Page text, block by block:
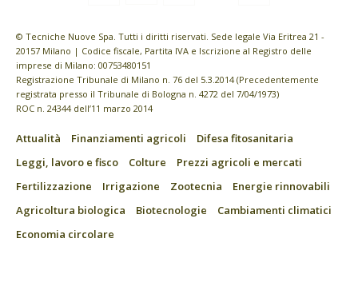
© Tecniche Nuove Spa. Tutti i diritti riservati. Sede legale Via Eritrea 21 -
20157 Milano | Codice fiscale, Partita IVA e Iscrizione al Registro delle
imprese di Milano: 00753480151
Registrazione Tribunale di Milano n. 76 del 5.3.2014 (Precedentemente
registrata presso il Tribunale di Bologna n. 4272 del 7/04/1973)
ROC n. 24344 dell’11 marzo 2014
Attualità Finanziamenti agricoli
Difesa fitosanitaria
Leggi, lavoro e fisco
Colture
Prezzi agricoli e mercati
Fertilizzazione
Irrigazione Zootecnia
Energie rinnovabili
Agricoltura biologica
Biotecnologie
Cambiamenti climatici
Economia circolare